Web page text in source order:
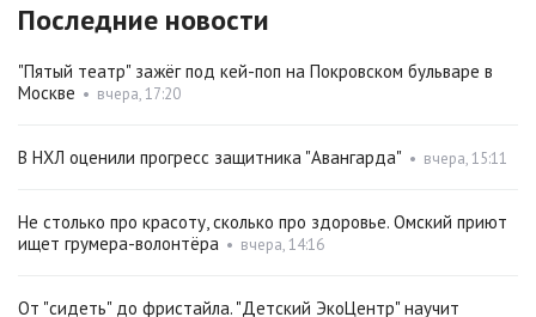
Последние новости
"Пятый театр" зажёг под кей-поп на Покровском бульваре в
Москве • вчера, 17:20
В НХЛ оценили прогресс защитника "Авангарда" • вчера, 15:11
Не столько про красоту, сколько про здоровье. Омский приют
ищет грумера-волонтёра • вчера, 14:16
От "сидеть" до фристайла. "Детский ЭкоЦентр" научит